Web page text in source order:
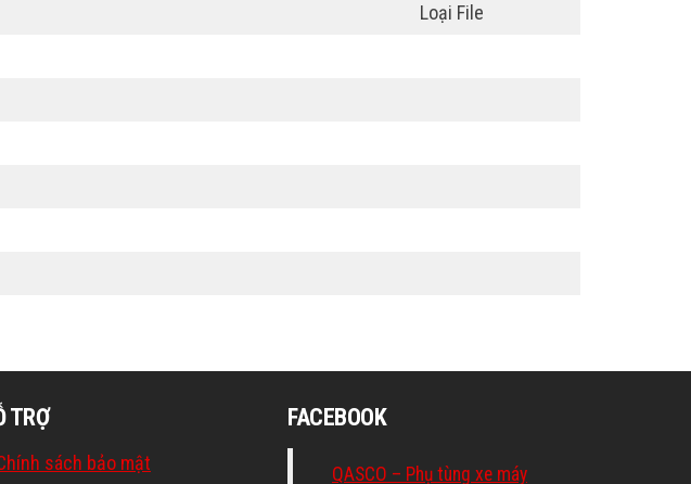
Loại File
TRỢ
sách bảo mật
FACEBOOK
QASCO – Phụ tùng xe máy